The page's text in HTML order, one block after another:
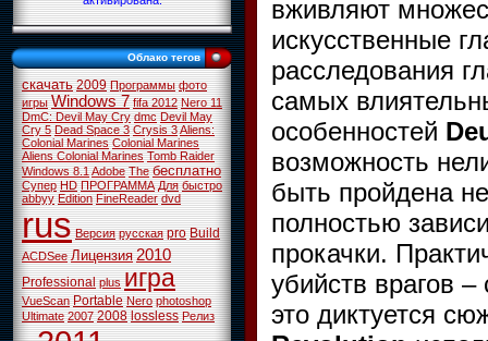
Облако тегов
скачать 2009 Программы фото
игры Windows 7 fifa 2012 Nero 11
DmC: Devil May Cry dmc Devil May
Cry 5 Dead Space 3 Crysis 3Aliens:
Colonial Marines Colonial Marines
Aliens Colonial Marines Tomb Raider
Windows 8.1Adobe The бесплатно
Супер HD ПРОГРАММА Для быстро
abbyy Edition FineReader dvd
rus Версия русская pro Build
ACDSee Лицензия 2010
Professional plus игра
VueScan Portable Nero photoshop
Ultimate 2007 2008 lossless Релиз
вживляют
искусственные
расследования
самых
особенностей
возможность
быть пройдена
полностью
прокачки.
убийств врагов –
это диктуется